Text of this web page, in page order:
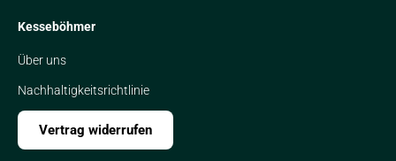
Kesseböhmer
Über uns
Nachhaltigkeitsrichtlinie
Vertrag widerrufen